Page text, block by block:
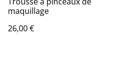
maquillage
26,00 €